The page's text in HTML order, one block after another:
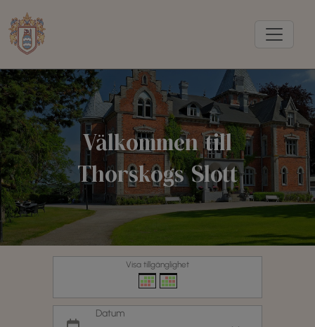
Välkommen till
Thorskogs Slott
Visa tillgänglighet
Datum